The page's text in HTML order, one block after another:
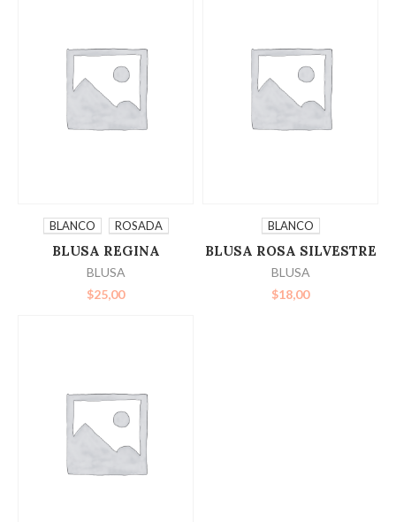
SELECCIONAR
OPCIONES
BLANCO ROSADA
BLUSA REGINA
BLUSA
$25,00
SELECCIONAR
OPCIONES
BLANCO
BLUSA ROSA SILVESTRE
BLUSA
$18,00